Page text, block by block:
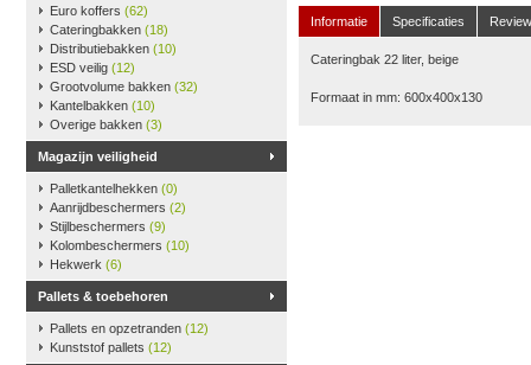
Euro koffers (62)
Cateringbakken (18)
Distributiebakken (10)
ESD veilig (12)
Grootvolume bakken (32)
Kantelbakken (10)
Overige bakken (3)
Magazijn veiligheid
Palletkantelhekken (0)
Aanrijdbeschermers (2)
Stijlbeschermers (9)
Kolombeschermers (10)
Hekwerk (6)
Pallets & toebehoren
Pallets en opzetranden (12)
Kunststof pallets (12)
Informatie Specificaties
Cateringbak 22 liter, beige
Formaat in mm: 600x400x130